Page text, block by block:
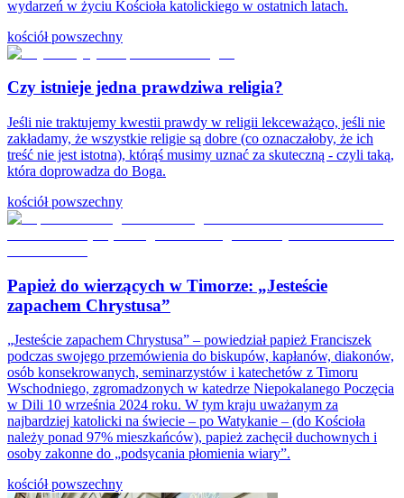
wydarzeń w życiu Kościoła katolickiego w ostatnich latach.
kościół powszechny
Czy istnieje jedna prawdziwa religia?
Jeśli nie traktujemy kwestii prawdy w religii lekceważąco, jeśli nie
zakładamy, że wszystkie religie są dobre (co oznaczałoby, że ich
treść nie jest istotna), którąś musimy uznać za skuteczną - czyli taką,
która doprowadza do Boga.
kościół powszechny
Papież do wierzących w Timorze: „Jesteście
zapachem Chrystusa”
„Jesteście zapachem Chrystusa” – powiedział papież Franciszek
podczas swojego przemówienia do biskupów, kapłanów, diakonów,
osób konsekrowanych, seminarzystów i katechetów z Timoru
Wschodniego, zgromadzonych w katedrze Niepokalanego Poczęcia
w Dili 10 września 2024 roku. W tym kraju uważanym za
najbardziej katolicki na świecie – po Watykanie – (do Kościoła
należy ponad 97% mieszkańców), papież zachęcił duchownych i
osoby zakonne do „podsycania płomienia wiary”.
kościół powszechny